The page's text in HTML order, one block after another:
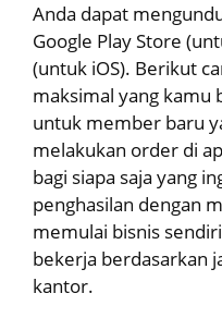
Anda dapat
Google Play Store
(untuk iOS). Berikut
maksimal yang kamu
untuk member baru
melakukan order di
bagi siapa saja yang
penghasilan dengan
memulai bisnis
bekerja berdasarkan
kantor.